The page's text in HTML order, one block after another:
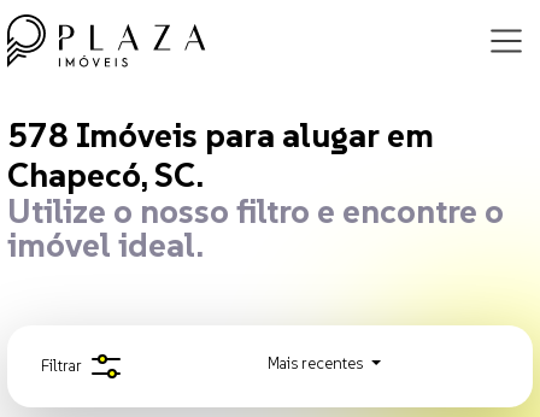
578 Imóveis para alugar em
578 Imóveis para alugar em
Chapecó, SC.
Utilize o nosso filtro e encontre o
imóvel ideal.
Filtrar Mais recentes